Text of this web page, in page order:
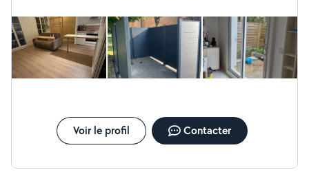
Voir le profil Contacter